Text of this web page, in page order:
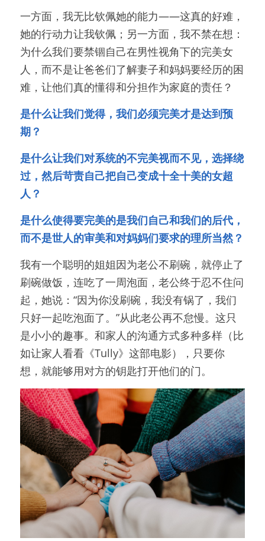
一方面，我无比钦佩她的能力——这真的好难，
她的行动力让我钦佩；另一方面，我不禁在想：
为什么我们要禁锢自己在男性视角下的完美女
人，而不是让爸爸们了解妻子和妈妈要经历的困
难，让他们真的懂得和分担作为家庭的责任？
是什么让我们觉得，我们必须完美才是达到预
期？
是什么让我们对系统的不完美视而不见，选择绕
过，然后苛责自己把自己变成十全十美的女超
人？
是什么使得要完美的是我们自己和我们的后代，
而不是世人的审美和对妈妈们要求的理所当然？
我有一个聪明的姐姐因为老公不刷碗，就停止了
刷碗做饭，连吃了一周泡面，老公终于忍不住问
起，她说：“因为你没刷碗，我没有锅了，我们
只好一起吃泡面了。”从此老公再不怠慢。这只
是小小的趣事。和家人的沟通方式多种多样（比
如让家人看看《Tully》这部电影），只要你
想，就能够用对方的钥匙打开他们的门。